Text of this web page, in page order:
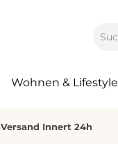
Wohnen & Lifestyle
Versand Innert 24h